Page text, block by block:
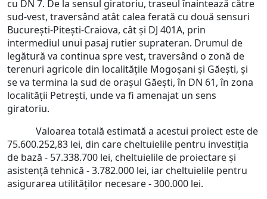
cu DN 7. De la sensul giratoriu, traseul înaintează către
sud-vest, traversând atât calea ferată cu două sensuri
București-Pitești-Craiova, cât și DJ 401A, prin
intermediul unui pasaj rutier suprateran. Drumul de
legătură va continua spre vest, traversând o zonă de
terenuri agricole din localitățile Mogoșani și Găești, și
se va termina la sud de orașul Găești, în DN 61, în zona
localității Petrești, unde va fi amenajat un sens
giratoriu.
Valoarea totală estimată a acestui proiect este de
75.600.252,83 lei, din care cheltuielile pentru investiția
de bază - 57.338.700 lei, cheltuielile de proiectare și
asistență tehnică - 3.782.000 lei, iar cheltuielile pentru
asigurarea utilităților necesare - 300.000 lei.